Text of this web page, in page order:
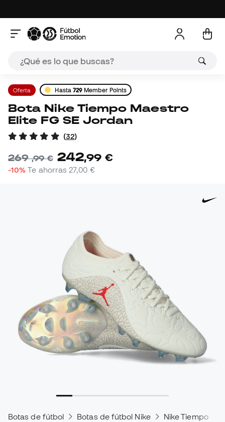
Oferta Hasta 729 Member Points
Bota Nike Tiempo Maestro
Elite FG SE Jordan
(32)
269,99 € 242,99 €
-10% Te ahorras 27,00 €
Botas de fútbol Botas de fútbol Nike Nike Tiempo